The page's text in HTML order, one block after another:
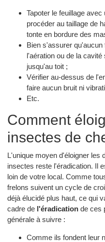
Tapoter le feuillage
procéder au taillage de
tonte en bordure des
Bien s'assurer qu'aucun
l'aération ou de la
jusqu'au toit ;
Vérifier au-dessus de
faire aucun bruit ni
Etc.
Comment
insectes de
L'unique moyen d'éloigner les
insectes reste l'éradication. Il
loin de votre local. Comme
frelons suivent un cycle de
déjà élucidé plus haut, ce qui
cadre de l'éradication de ces
générale à suivre :
Comme ils fondent leur